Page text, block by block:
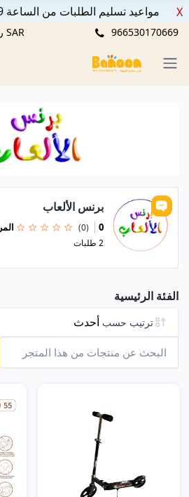
مواعيد تسليم الطلبات من الساعة 9 صباحاً إلى 12 مساء X
966530170669 SAR ر.س
برنس الألعاب
(0) 0 المراجعات
2 طلبات
الفئة الرئيسية
ترتيب حسب